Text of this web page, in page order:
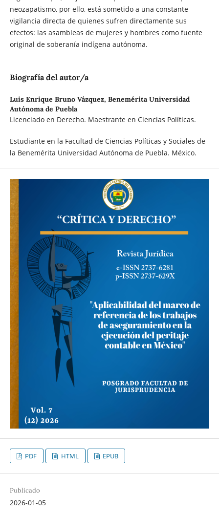
neozapatismo, por ello, está sometido a una constante
vigilancia directa de quienes sufren directamente sus
efectos: las asambleas de mujeres y hombres como fuente
original de soberanía indígena autónoma.
Biografía del autor/a
Luis Enrique Bruno Vázquez, Benemérita Universidad
Autónoma de Puebla
Licenciado en Derecho. Maestrante en Ciencias Políticas.
Estudiante en la Facultad de Ciencias Políticas y Sociales de
la Benemérita Universidad Autónoma de Puebla. México.
PDF HTML EPUB
Publicado
2026-01-05